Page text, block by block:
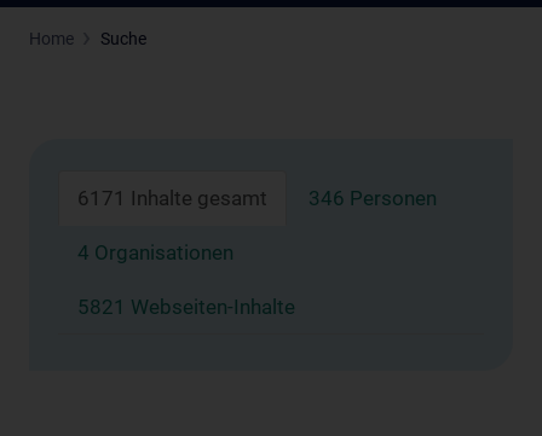
Home Suche
6171 Inhalte gesamt 346 Personen
4 Organisationen
5821 Webseiten-Inhalte